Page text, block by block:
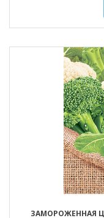
ЗАМОРОЖЕННАЯ